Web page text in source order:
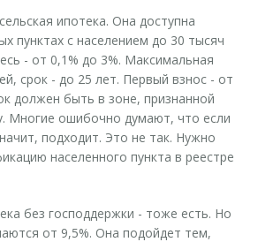
сельская ипотека. Она доступна
пунктах с населением до 30 тысяч
- от 0,1% до 3%. Максимальная
срок - до 25 лет. Первый взнос - от
должен быть в зоне, признанной
Многие ошибочно думают, что если
подходит. Это не так. Нужно
населенного пункта в реестре
без господдержки - тоже есть. Но
от 9,5%. Она подойдет тем,